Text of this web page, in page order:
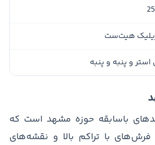
هیت‌ست
استر و پنبه و پنبه
باسابقه حوزه مشهد است که
با تراکم بالا و نقشه‌های